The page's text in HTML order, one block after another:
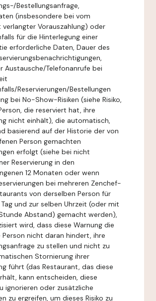
Bestellungsanfrage,
(insbesondere bei vom
verlangter Vorauszahlung) oder
für die Hinterlegung einer
erforderliche Daten, Dauer des
Austausche/Telefonanrufe bei
Reservierungen/Bestellungen
bei No-Show-Risiken (siehe Risiko,
die reserviert hat, ihre
nicht einhält), die automatisch,
basierend auf der Historie der von
Person gemachten
erfolgt (siehe bei nicht
Reservierung in den
12 Monaten oder wenn
bei mehreren Zenchef-
von derselben Person für
und zur selben Uhrzeit (oder mit
Abstand) gemacht werden),
wird, dass diese Warnung die
nicht daran hindert, ihre
zu stellen und nicht zu
Stornierung ihrer
führt (das Restaurant, das diese
kann entscheiden, diese
ignorieren oder zusätzliche
zu ergreifen, um dieses Risiko zu